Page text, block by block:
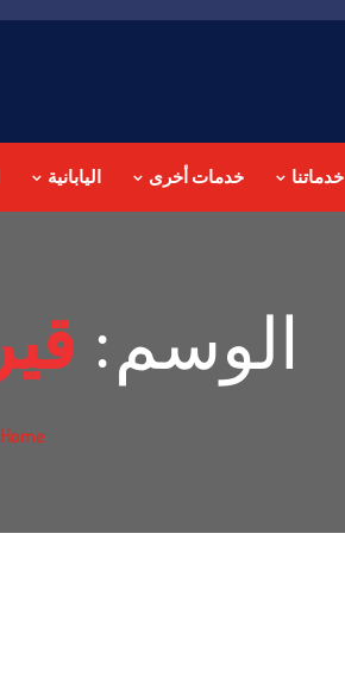
خدماتنا خدمات أخرى اليابانية
الوسم:
Home